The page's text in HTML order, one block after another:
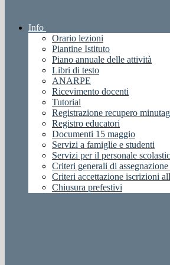
Info
Orario lezioni
Piantine Istituto
Piano annuale delle attività
Libri di testo
ANARPE
Ricevimento docenti
Tutorial
Registrazione recupero
Registro educatori
Documenti 15 maggio
Servizi a famiglie e studenti
Servizi per il personale
Criteri generali di
Criteri accettazione iscrizioni
Chiusura prefestivi